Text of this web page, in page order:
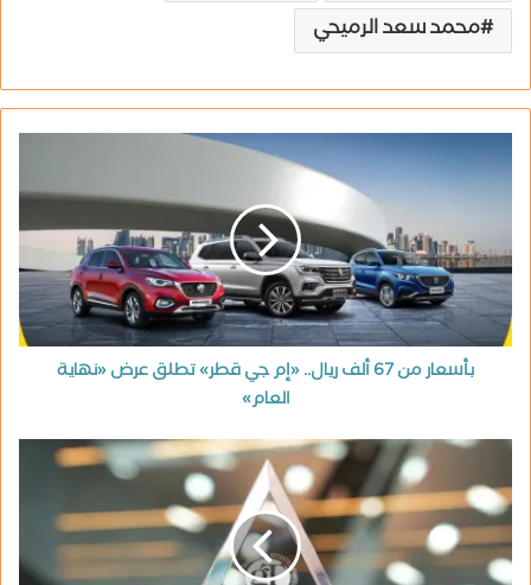
محمد سعد الرميحي
بأسعار من 67 ألف ريال.. «إم جي قطر» تطلق عرض «نهاية
العام»